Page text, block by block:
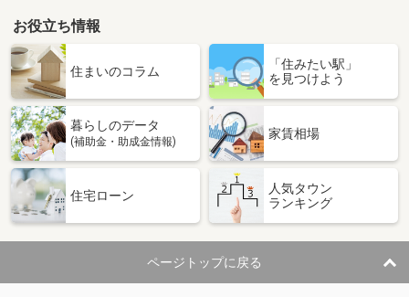
お役立ち情報
住まいのコラム
「住みたい駅」
を見つけよう
暮らしのデータ
(補助金・助成金情報)
家賃相場
住宅ローン
人気タウン
ランキング
ページトップに戻る